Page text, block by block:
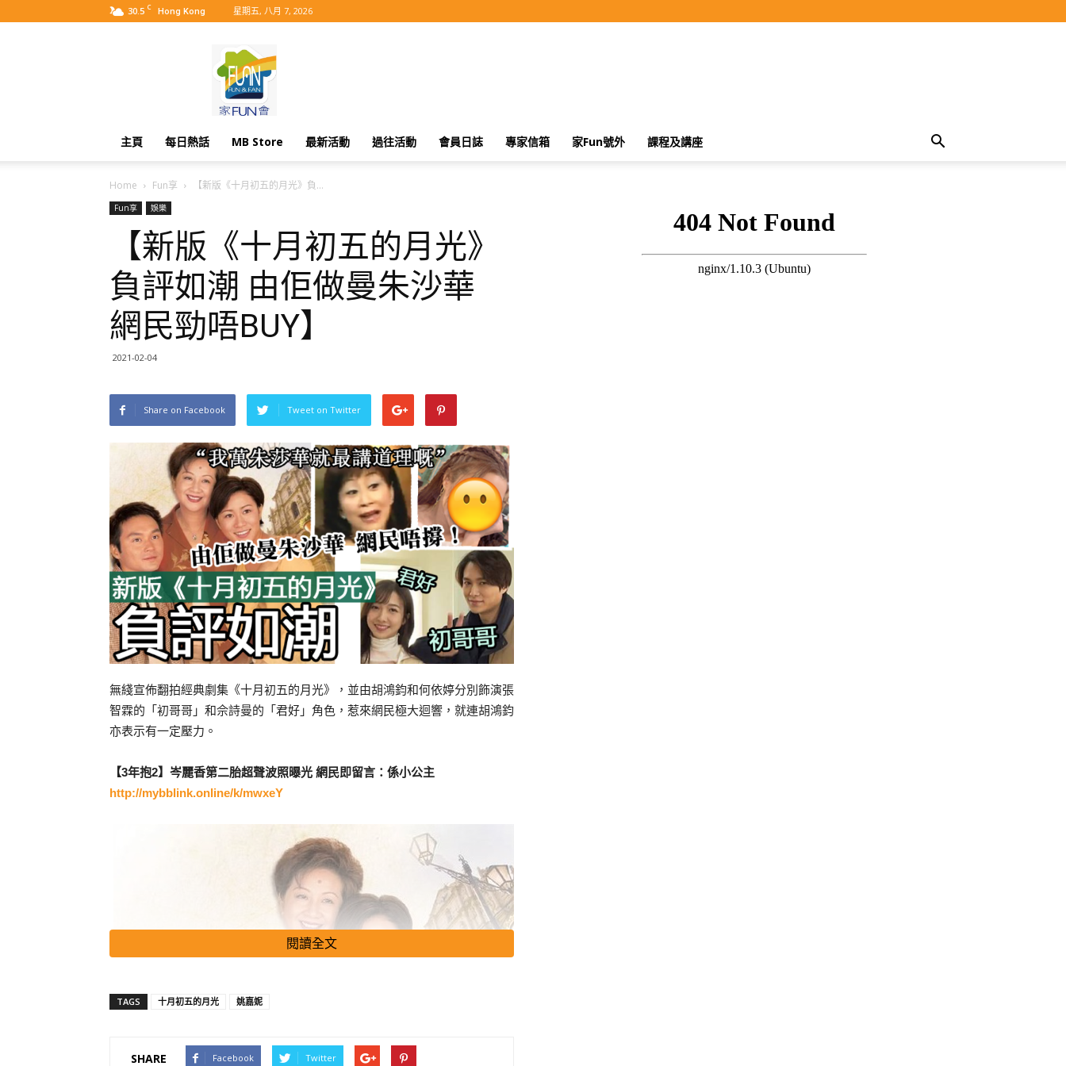
30.5 C Hong Kong 星期五, 八月 7, 2026
主頁 每日熱話 MB Store 最新活動 過往活動 會員日誌 專家信箱 家Fun號外 課程及講座
Home Fun享 【新版《十月初五的月光》負...
Fun享 娛樂
【新版《十月初五的月光》
負評如潮 由佢做曼朱沙華
網民勁唔BUY】
2021-02-04
Share on Facebook Tweet on Twitter
無綫宣佈翻拍經典劇集《十月初五的月光》，並由胡鴻鈞和何依婷分別飾演張
智霖的「初哥哥」和佘詩曼的「君好」角色，惹來網民極大迴響，就連胡鴻鈞
亦表示有一定壓力。
【3年抱2】岑麗香第二胎超聲波照曝光 網民即留言：係小公主
http://mybblink.online/k/mwxeY
閱讀全文
TAGS 十月初五的月光 姚嘉妮
SHARE Facebook Twitter